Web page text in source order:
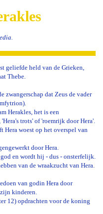
geliefde held van de Grieken,
Thebe.
zwangerschap dat Zeus de vader
Herakles, het is een
trots' of 'roemrijk door Hera'.
woest op het overspel van
door Hera.
en wordt hij - dus - onsterfelijk.
van de wraakzucht van Hera.
van godin Hera door
kinderen.
12) opdrachten voor de koning